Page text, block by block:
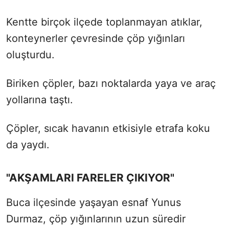
Kentte birçok ilçede toplanmayan atıklar,
konteynerler çevresinde çöp yığınları
oluşturdu.
Biriken çöpler, bazı noktalarda yaya ve araç
yollarına taştı.
Çöpler, sıcak havanın etkisiyle etrafa koku
da yaydı.
"AKŞAMLARI FARELER ÇIKIYOR"
Buca ilçesinde yaşayan esnaf Yunus
Durmaz, çöp yığınlarının uzun süredir